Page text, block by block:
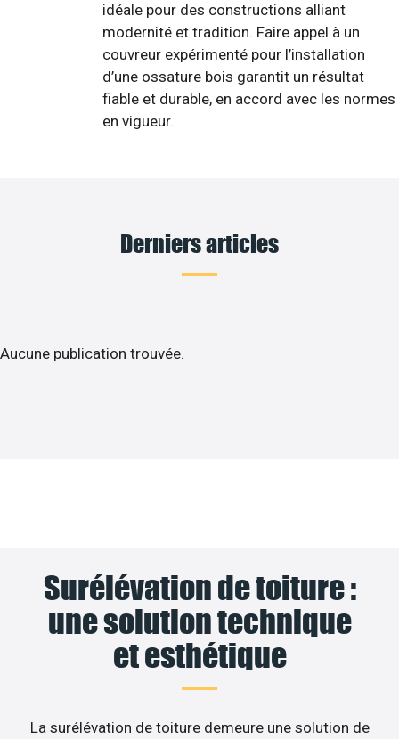
idéale pour des constructions alliant
modernité et tradition. Faire appel à un
couvreur expérimenté pour l’installation
d’une ossature bois garantit un résultat
fiable et durable, en accord avec les normes
en vigueur.
Derniers articles
Aucune publication trouvée.
Surélévation de toiture :
une solution technique
et esthétique
La surélévation de toiture demeure une solution de